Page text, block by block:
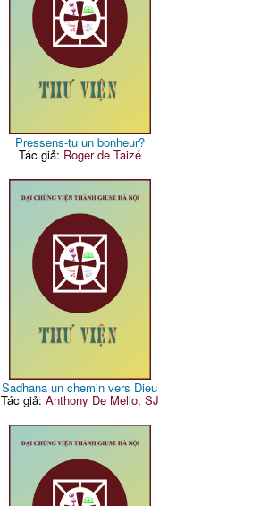
Pressens-tu un bonheur?
Tác giả: Roger de Taizé
Sadhana un chemin vers Dieu
Tác giả: Anthony De Mello, SJ